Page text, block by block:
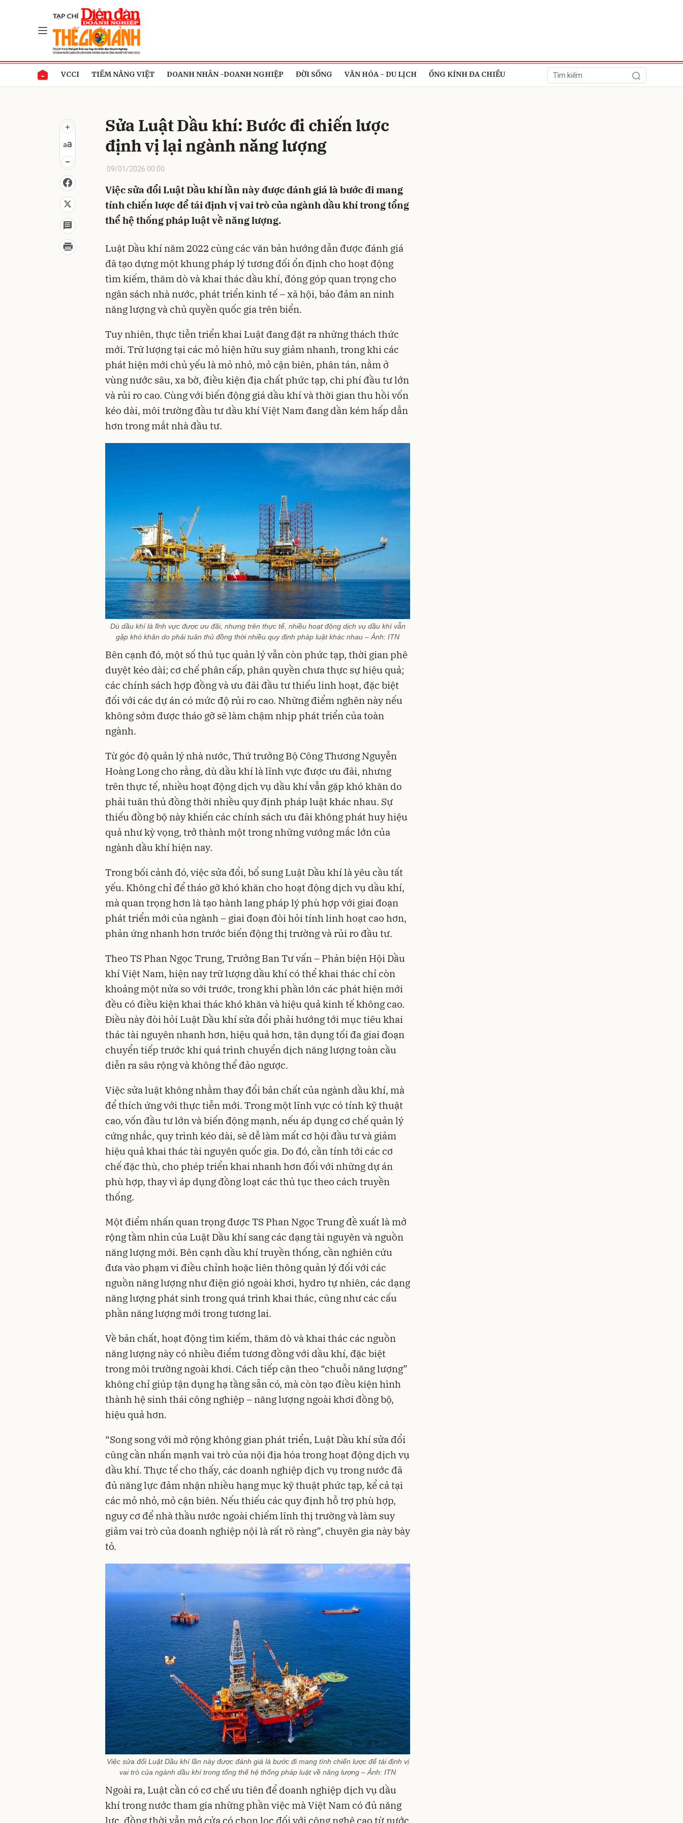
VCCI TIỀM NĂNG VIỆT DOANH NHÂN -DOANH NGHIỆP ĐỜI SỐNG VĂN HÓA - DU LỊCH ỐNG KÍNH ĐA CHIỀU
Sửa Luật Dầu khí: Bước đi chiến lược
định vị lại ngành năng lượng
09/01/2026 00:00
Việc sửa đổi Luật Dầu khí lần này được đánh giá là bước đi mang
tính chiến lược để tái định vị vai trò của ngành dầu khí trong tổng
thể hệ thống pháp luật về năng lượng.
Luật Dầu khí năm 2022 cùng các văn bản hướng dẫn được đánh giá
đã tạo dựng một khung pháp lý tương đối ổn định cho hoạt động
tìm kiếm, thăm dò và khai thác dầu khí, đóng góp quan trọng cho
ngân sách nhà nước, phát triển kinh tế – xã hội, bảo đảm an ninh
năng lượng và chủ quyền quốc gia trên biển.
Tuy nhiên, thực tiễn triển khai Luật đang đặt ra những thách thức
mới. Trữ lượng tại các mỏ hiện hữu suy giảm nhanh, trong khi các
phát hiện mới chủ yếu là mỏ nhỏ, mỏ cận biên, phân tán, nằm ở
vùng nước sâu, xa bờ, điều kiện địa chất phức tạp, chi phí đầu tư lớn
và rủi ro cao. Cùng với biến động giá dầu khí và thời gian thu hồi vốn
kéo dài, môi trường đầu tư dầu khí Việt Nam đang dần kém hấp dẫn
hơn trong mắt nhà đầu tư.
Dù dầu khí là lĩnh vực được ưu đãi, nhưng trên thực tế, nhiều hoạt động dịch vụ dầu khí vẫn
gặp khó khăn do phải tuân thủ đồng thời nhiều quy định pháp luật khác nhau – Ảnh: ITN
Bên cạnh đó, một số thủ tục quản lý vẫn còn phức tạp, thời gian phê
duyệt kéo dài; cơ chế phân cấp, phân quyền chưa thực sự hiệu quả;
các chính sách hợp đồng và ưu đãi đầu tư thiếu linh hoạt, đặc biệt
đối với các dự án có mức độ rủi ro cao. Những điểm nghẽn này nếu
không sớm được tháo gỡ sẽ làm chậm nhịp phát triển của toàn
ngành.
Từ góc độ quản lý nhà nước, Thứ trưởng Bộ Công Thương Nguyễn
Hoàng Long cho rằng, dù dầu khí là lĩnh vực được ưu đãi, nhưng
trên thực tế, nhiều hoạt động dịch vụ dầu khí vẫn gặp khó khăn do
phải tuân thủ đồng thời nhiều quy định pháp luật khác nhau. Sự
thiếu đồng bộ này khiến các chính sách ưu đãi không phát huy hiệu
quả như kỳ vọng, trở thành một trong những vướng mắc lớn của
ngành dầu khí hiện nay.
Trong bối cảnh đó, việc sửa đổi, bổ sung Luật Dầu khí là yêu cầu tất
yếu. Không chỉ để tháo gỡ khó khăn cho hoạt động dịch vụ dầu khí,
mà quan trọng hơn là tạo hành lang pháp lý phù hợp với giai đoạn
phát triển mới của ngành – giai đoạn đòi hỏi tính linh hoạt cao hơn,
phản ứng nhanh hơn trước biến động thị trường và rủi ro đầu tư.
Theo TS Phan Ngọc Trung, Trưởng Ban Tư vấn – Phản biện Hội Dầu
khí Việt Nam, hiện nay trữ lượng dầu khí có thể khai thác chỉ còn
khoảng một nửa so với trước, trong khi phần lớn các phát hiện mới
đều có điều kiện khai thác khó khăn và hiệu quả kinh tế không cao.
Điều này đòi hỏi Luật Dầu khí sửa đổi phải hướng tới mục tiêu khai
thác tài nguyên nhanh hơn, hiệu quả hơn, tận dụng tối đa giai đoạn
chuyển tiếp trước khi quá trình chuyển dịch năng lượng toàn cầu
diễn ra sâu rộng và không thể đảo ngược.
Việc sửa luật không nhằm thay đổi bản chất của ngành dầu khí, mà
để thích ứng với thực tiễn mới. Trong một lĩnh vực có tính kỹ thuật
cao, vốn đầu tư lớn và biến động mạnh, nếu áp dụng cơ chế quản lý
cứng nhắc, quy trình kéo dài, sẽ dễ làm mất cơ hội đầu tư và giảm
hiệu quả khai thác tài nguyên quốc gia. Do đó, cần tính tới các cơ
chế đặc thù, cho phép triển khai nhanh hơn đối với những dự án
phù hợp, thay vì áp dụng đồng loạt các thủ tục theo cách truyền
thống.
Một điểm nhấn quan trọng được TS Phan Ngọc Trung đề xuất là mở
rộng tầm nhìn của Luật Dầu khí sang các dạng tài nguyên và nguồn
năng lượng mới. Bên cạnh dầu khí truyền thống, cần nghiên cứu
đưa vào phạm vi điều chỉnh hoặc liên thông quản lý đối với các
nguồn năng lượng như điện gió ngoài khơi, hydro tự nhiên, các dạng
năng lượng phát sinh trong quá trình khai thác, cũng như các cấu
phần năng lượng mới trong tương lai.
Về bản chất, hoạt động tìm kiếm, thăm dò và khai thác các nguồn
năng lượng này có nhiều điểm tương đồng với dầu khí, đặc biệt
trong môi trường ngoài khơi. Cách tiếp cận theo “chuỗi năng lượng”
không chỉ giúp tận dụng hạ tầng sẵn có, mà còn tạo điều kiện hình
thành hệ sinh thái công nghiệp – năng lượng ngoài khơi đồng bộ,
hiệu quả hơn.
“Song song với mở rộng không gian phát triển, Luật Dầu khí sửa đổi
cũng cần nhấn mạnh vai trò của nội địa hóa trong hoạt động dịch vụ
dầu khí. Thực tế cho thấy, các doanh nghiệp dịch vụ trong nước đã
đủ năng lực đảm nhận nhiều hạng mục kỹ thuật phức tạp, kể cả tại
các mỏ nhỏ, mỏ cận biên. Nếu thiếu các quy định hỗ trợ phù hợp,
nguy cơ để nhà thầu nước ngoài chiếm lĩnh thị trường và làm suy
giảm vai trò của doanh nghiệp nội là rất rõ ràng”, chuyên gia này bày
tỏ.
Việc sửa đổi Luật Dầu khí lần này được đánh giá là bước đi mang tính chiến lược để tái định vị
vai trò của ngành dầu khí trong tổng thể hệ thống pháp luật về năng lượng – Ảnh: ITN
Ngoài ra, Luật cần có cơ chế ưu tiên để doanh nghiệp dịch vụ dầu
khí trong nước tham gia những phần việc mà Việt Nam có đủ năng